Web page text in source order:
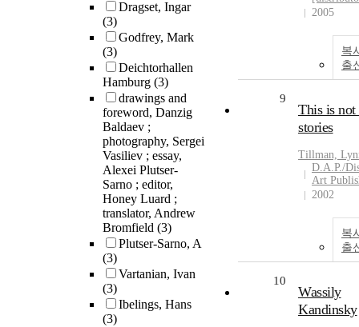
Dragset, Ingar
(3)
Godfrey, Mark
(3)
Deichtorhallen
Hamburg (3)
drawings and
foreword, Danzig
Baldaev ;
photography, Sergei
Vasiliev ; essay,
Alexei Plutser-
Sarno ; editor,
Honey Luard ;
translator, Andrew
Bromfield (3)
Plutser-Sarno, A
(3)
Vartanian, Ivan
(3)
Ibelings, Hans
(3)
2005
복
출
9
This is
stories
Tillman,
D.A.P./
Art
2002
복
출
10
Wassily
Kandinsky